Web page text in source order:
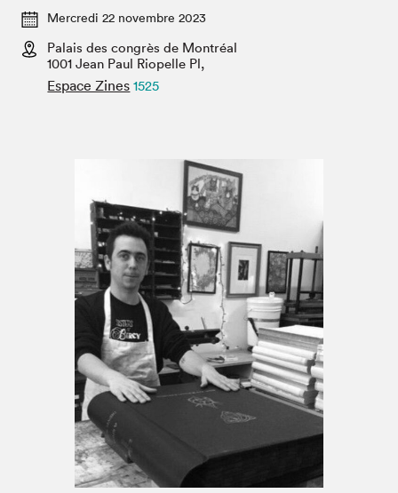
Espace exposant⋅e⋅s
Espace enseignant·e·s
Projets partenaires
Mercredi 22 novembre 2023
Palais des congrès de Montréal
1001 Jean Paul Riopelle Pl,
Espace Zines 1525